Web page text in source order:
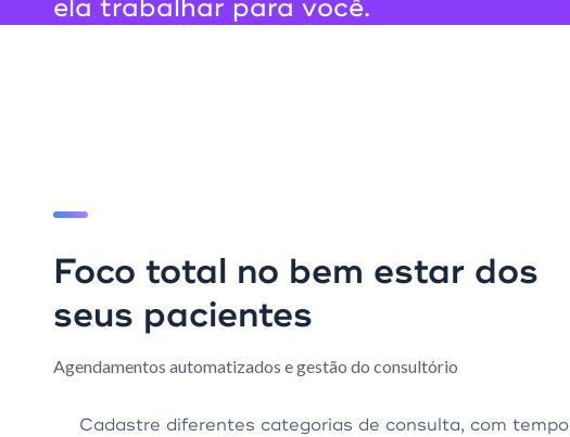
ela trabalhar para você.
Foco total no bem estar dos
seus pacientes
Agendamentos automatizados e gestão do consultório
Cadastre diferentes categorias de consulta, com tempo